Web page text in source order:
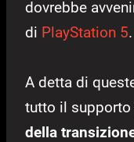
dovrebbe
di PlayStation 5.
A detta di
tutto il
della